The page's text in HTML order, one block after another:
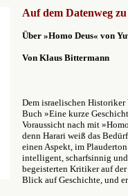
Auf dem Datenweg
Über »Homo Deus« von
Von Klaus Bittermann
Dem israelischen
Buch »Eine kurze
Voraussicht nach mit
denn Harari weiß das
einen Aspekt, im
intelligent, scharfsinnig
begeisterten Kritiker auf
Blick auf Geschichte, und